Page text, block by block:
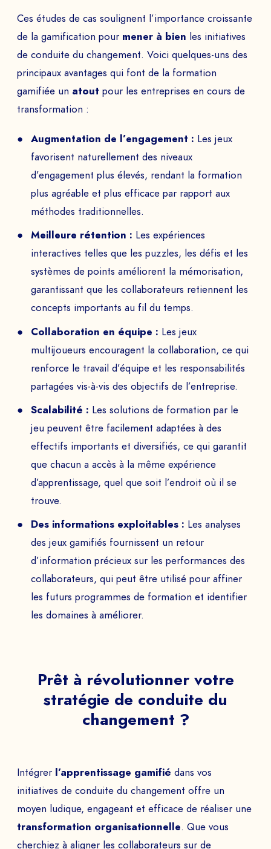
Ces études de cas soulignent l’importance croissante
de la gamification pour mener à bien les initiatives
de conduite du changement. Voici quelques-uns des
principaux avantages qui font de la formation
gamifiée un atout pour les entreprises en cours de
transformation :
Augmentation de l’engagement : Les jeux
favorisent naturellement des niveaux
d’engagement plus élevés, rendant la formation
plus agréable et plus efficace par rapport aux
méthodes traditionnelles.
Meilleure rétention : Les expériences
interactives telles que les puzzles, les défis et les
systèmes de points améliorent la mémorisation,
garantissant que les collaborateurs retiennent les
concepts importants au fil du temps.
Collaboration en équipe : Les jeux
multijoueurs encouragent la collaboration, ce qui
renforce le travail d’équipe et les responsabilités
partagées vis-à-vis des objectifs de l’entreprise.
Scalabilité : Les solutions de formation par le
jeu peuvent être facilement adaptées à des
effectifs importants et diversifiés, ce qui garantit
que chacun a accès à la même expérience
d’apprentissage, quel que soit l’endroit où il se
trouve.
Des informations exploitables : Les analyses
des jeux gamifiés fournissent un retour
d’information précieux sur les performances des
collaborateurs, qui peut être utilisé pour affiner
les futurs programmes de formation et identifier
les domaines à améliorer.
Prêt à révolutionner votre
stratégie de conduite du
changement ?
Intégrer l’apprentissage gamifié dans vos
initiatives de conduite du changement offre un
moyen ludique, engageant et efficace de réaliser une
transformation organisationnelle. Que vous
cherchiez à aligner les collaborateurs sur de